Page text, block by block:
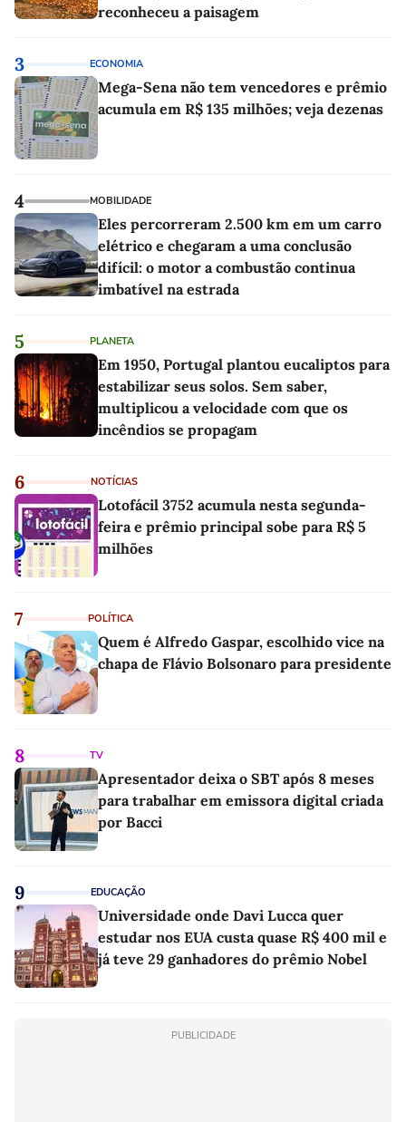
reconheceu a paisagem
3 ECONOMIA
Mega-Sena não tem vencedores e prêmio
acumula em R$ 135 milhões; veja dezenas
4 MOBILIDADE
Eles percorreram 2.500 km em um carro
elétrico e chegaram a uma conclusão
difícil: o motor a combustão continua
imbatível na estrada
5 PLANETA
Em 1950, Portugal plantou eucaliptos para
estabilizar seus solos. Sem saber,
multiplicou a velocidade com que os
incêndios se propagam
6 NOTÍCIAS
Lotofácil 3752 acumula nesta segunda-
feira e prêmio principal sobe para R$ 5
milhões
7 POLÍTICA
Quem é Alfredo Gaspar, escolhido vice na
chapa de Flávio Bolsonaro para presidente
8 TV
Apresentador deixa o SBT após 8 meses
para trabalhar em emissora digital criada
por Bacci
9 EDUCAÇÃO
Universidade onde Davi Lucca quer
estudar nos EUA custa quase R$ 400 mil e
já teve 29 ganhadores do prêmio Nobel
PUBLICIDADE